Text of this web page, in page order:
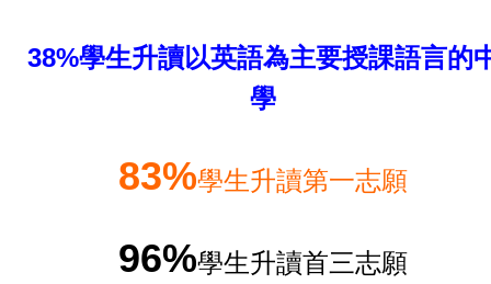
38%學生升讀以英語為主要授課語言的
學
83%學生升讀第一志願
96%學生升讀首三志願